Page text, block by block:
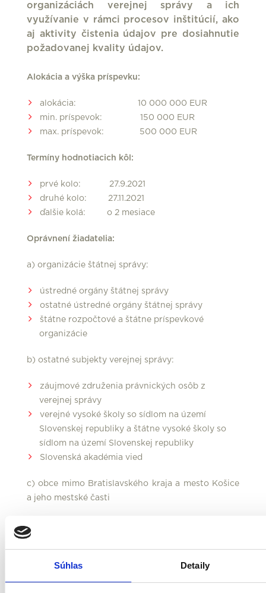
Súhlas Detaily
organizáciách verejnej správy a ich
využívanie v rámci procesov inštitúcií, ako
aj aktivity čistenia údajov pre dosiahnutie
požadovanej kvality údajov.
Alokácia a výška príspevku:
alokácia: 10 000 000 EUR
min. príspevok: 150 000 EUR
max. príspevok: 500 000 EUR
Termíny hodnotiacich kôl:
prvé kolo: 27.9.2021
druhé kolo: 27.11.2021
ďalšie kolá: o 2 mesiace
Oprávnení žiadatelia:
a) organizácie štátnej správy:
ústredné orgány štátnej správy
ostatné ústredné orgány štátnej správy
štátne rozpočtové a štátne príspevkové
organizácie
b) ostatné subjekty verejnej správy:
záujmové združenia právnických osôb z
verejnej správy
verejné vysoké školy so sídlom na území
Slovenskej republiky a štátne vysoké školy so
sídlom na území Slovenskej republiky
Slovenská akadémia vied
c) obce mimo Bratislavského kraja a mesto Košice
a jeho mestské časti
e) komora, na ktorú je prenesený výkon verejnej